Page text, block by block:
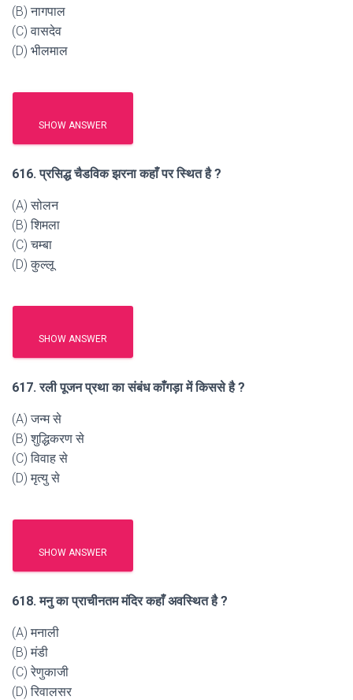
(B) नागपाल
(C) वासदेव
(D) भीलमाल
SHOW ANSWER
616. प्रसिद्ध चैडविक झरना कहाँ पर स्थित है ?
(A) सोलन
(B) शिमला
(C) चम्बा
(D) कुल्लू
SHOW ANSWER
617. रली पूजन प्रथा का संबंध काँगड़ा में किससे है ?
(A) जन्म से
(B) शुद्धिकरण से
(C) विवाह से
(D) मृत्यु से
SHOW ANSWER
618. मनु का प्राचीनतम मंदिर कहाँ अवस्थित है ?
(A) मनाली
(B) मंडी
(C) रेणुकाजी
(D) रिवालसर